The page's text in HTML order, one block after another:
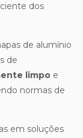
dos
de alumínio
de
limpo e
normas de
em soluções